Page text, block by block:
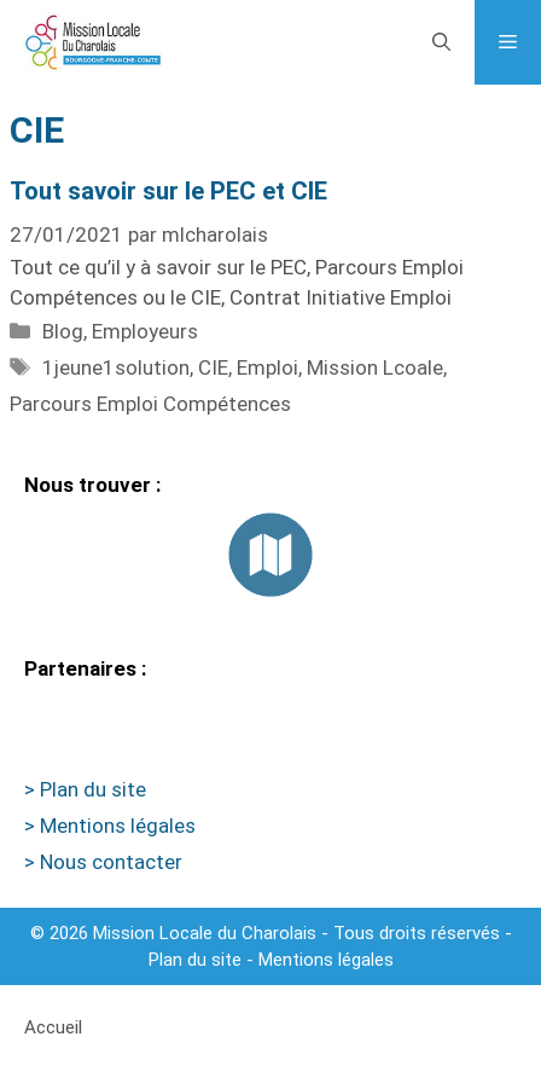
CIE
Tout savoir sur le PEC et CIE
27/01/2021 par mlcharolais
Tout ce qu’il y à savoir sur le PEC, Parcours Emploi
Compétences ou le CIE, Contrat Initiative Emploi
Blog, Employeurs
1jeune1solution, CIE, Emploi, Mission Lcoale,
Parcours Emploi Compétences
Nous trouver :
Partenaires :
> Plan du site
> Mentions légales
> Nous contacter
© 2026 Mission Locale du Charolais - Tous droits réservés -
Plan du site - Mentions légales
Accueil